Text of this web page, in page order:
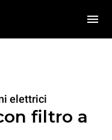
elettrici
filtro a